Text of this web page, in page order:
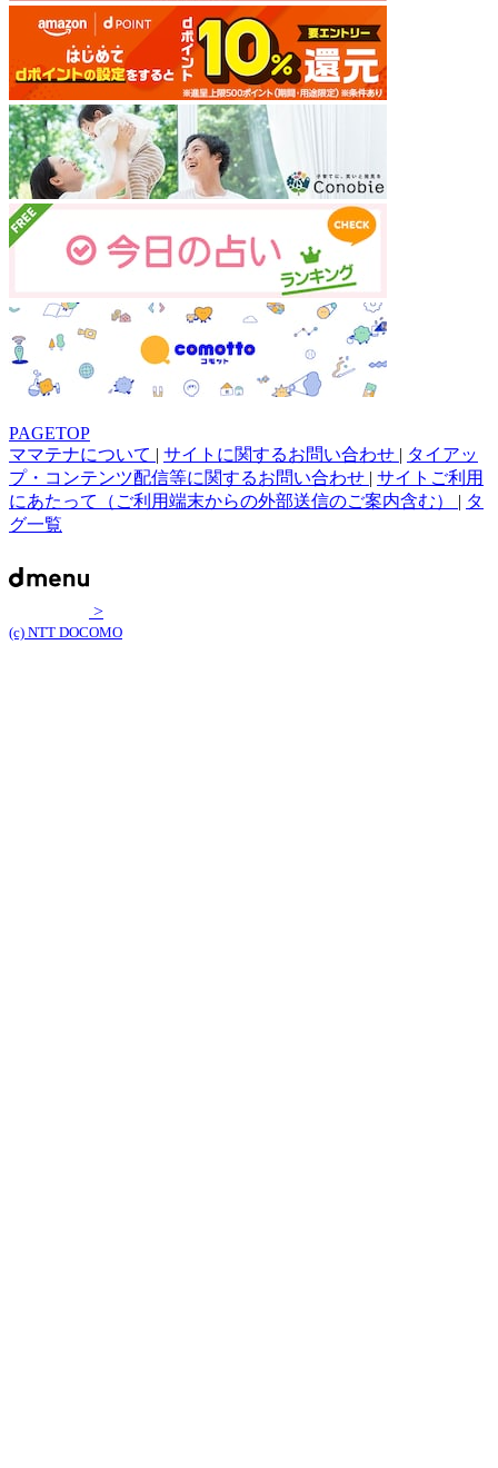
PAGETOP
ママテナについて | サイトに関するお問い合わせ | タイアッ
プ・コンテンツ配信等に関するお問い合わせ | サイトご利用
にあたって（ご利用端末からの外部送信のご案内含む） | タ
グ一覧
>
(c) NTT DOCOMO